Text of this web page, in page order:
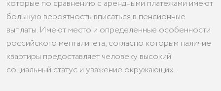
которые по сравнению с арендными платежами имеют
большую вероятность вписаться в пенсионные
выплаты. Имеют место и определенные особенности
российского менталитета, согласно которым наличие
квартиры предоставляет человеку высокий
социальный статус и уважение окружающих.